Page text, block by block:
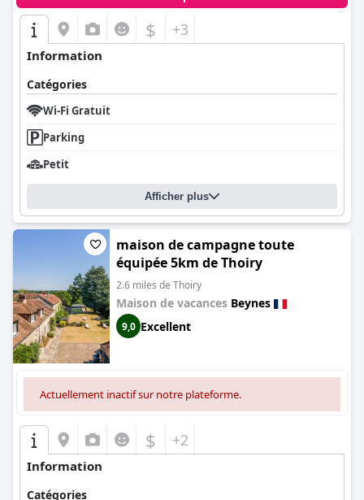
$ +3
Information
Catégories
Wi-Fi Gratuit
Parking
Petit
Afficher plus
maison de campagne toute
équipée 5km de Thoiry
2.6 miles de Thoiry
Maison de vacances Beynes
9,0 Excellent
Actuellement inactif sur notre plateforme.
$ +2
Information
Catégories